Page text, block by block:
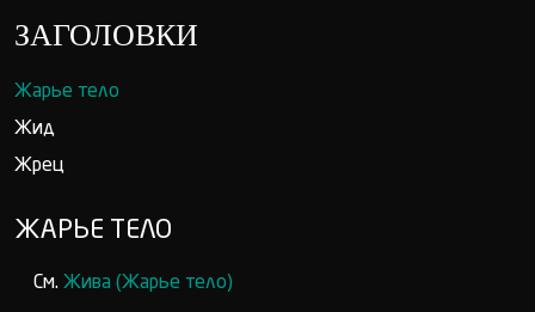
ЗАГОЛОВКИ
Жарье тело
Жид
Жрец
ЖАРЬЕ ТЕЛО
См. Жива (Жарье тело)